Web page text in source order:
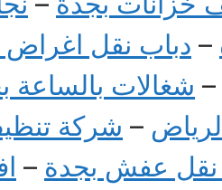
– دباب نقل اغراض
– شغالات بالساعة
– شركة
نقل عفش بجدة –